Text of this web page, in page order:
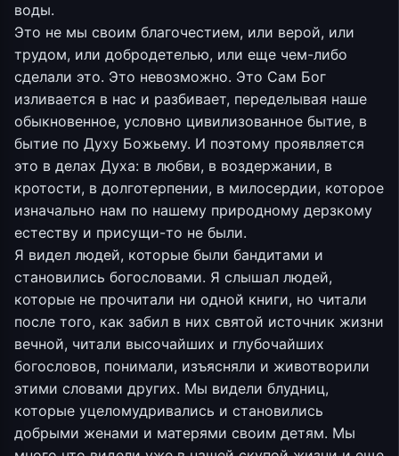
воды.
Это не мы своим благочестием, или верой, или
трудом, или добродетелью, или еще чем-либо
сделали это. Это невозможно. Это Сам Бог
изливается в нас и разбивает, переделывая наше
обыкновенное, условно цивилизованное бытие, в
бытие по Духу Божьему. И поэтому проявляется
это в делах Духа: в любви, в воздержании, в
кротости, в долготерпении, в милосердии, которое
изначально нам по нашему природному дерзкому
естеству и присущи-то не были.
Я видел людей, которые были бандитами и
становились богословами. Я слышал людей,
которые не прочитали ни одной книги, но читали
после того, как забил в них святой источник жизни
вечной, читали высочайших и глубочайших
богословов, понимали, изъясняли и животворили
этими словами других. Мы видели блудниц,
которые уцеломудривались и становились
добрыми женами и матерями своим детям. Мы